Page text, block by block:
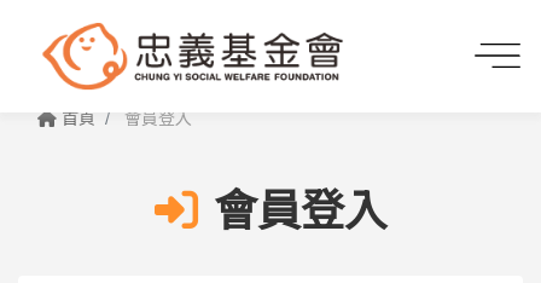
首頁 會員登入
會員登入